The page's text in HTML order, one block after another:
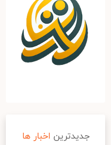
جدیدترین اخبار ها